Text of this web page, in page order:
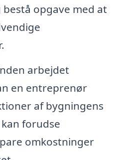
opgave med at
arbejdet
en entreprenør
af bygningens
forudse
omkostninger